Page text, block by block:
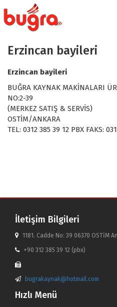
Erzincan bayileri
Erzincan bayileri
BUĞRA KAYNAK MAKİNALARI
NO:2-39
(MERKEZ SATIŞ & SERVİS)
OSTİM/ANKARA
TEL: 0312 385 39 12 PBX FAKS:
İletişim Bilgileri
1181. Cadde No: 39 06370 OSTİM
+90 312 385 39 12 (pbx)
bugrakaynak@hotmail.com
Hızlı Menü